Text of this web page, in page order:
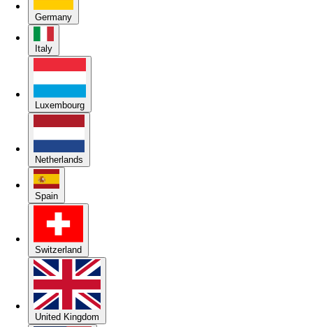
Germany
Italy
Luxembourg
Netherlands
Spain
Switzerland
United Kingdom